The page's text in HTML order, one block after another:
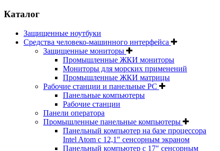
Каталог
Защищенные ноутбуки
Средства человеко-машинного интерфейса
Защищенные мониторы
Промышленные ЖКИ мониторы
Мониторы для морских применений
Промышленные ЖКИ матрицы
Рабочие станции и панельные РС
Панельные компьютеры
Рабочие станции
Панели оператора
Промышленные панельные компьютеры
Панельный компьютер на базе процессора
Intel Atom с 12,1" сенсорным экраном
Панельный компьютер с 17" сенсорным